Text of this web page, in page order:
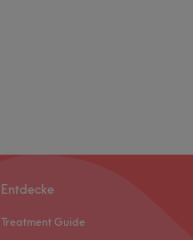
Entdecke
Treatment Guide